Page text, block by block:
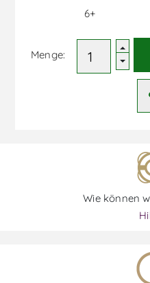
6+
Menge:
Wie können